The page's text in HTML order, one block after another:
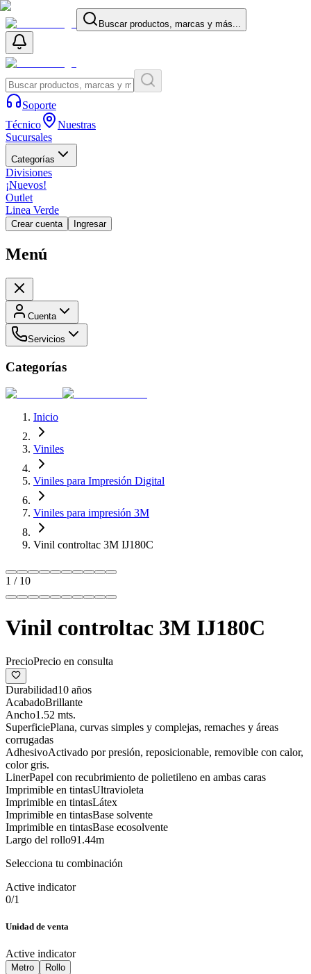
Buscar productos, marcas y más...
Soporte
Técnico
Nuestras
Sucursales
Categorías
Divisiones
¡Nuevos!
Outlet
Linea Verde
Crear cuenta Ingresar
Menú
Cuenta
Servicios
Categorías
Inicio
Viniles
Viniles para Impresión Digital
Viniles para impresión 3M
Vinil controltac 3M IJ180C
1 / 10
Vinil controltac 3M IJ180C
PrecioPrecio en consulta
Durabilidad10 años
AcabadoBrillante
Ancho1.52 mts.
SuperficiePlana, curvas simples y complejas, remaches y áreas
corrugadas
AdhesivoActivado por presión, reposicionable, removible con calor,
color gris.
LinerPapel con recubrimiento de polietileno en ambas caras
Imprimible en tintasUltravioleta
Imprimible en tintasLátex
Imprimible en tintasBase solvente
Imprimible en tintasBase ecosolvente
Largo del rollo91.44m
Selecciona tu combinación
Active indicator
0/1
Unidad de venta
Active indicator
Metro Rollo